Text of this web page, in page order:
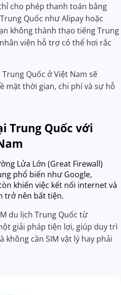
cho phép thanh toán bằng
Quốc như Alipay hoặc
không thành thạo tiếng Trung
viên hỗ trợ có thể hơi rắc
Quốc ở Việt Nam sẽ
mặt thời gian, chi phí và sự hỗ
Trung Quốc với
Lửa Lớn (Great Firewall)
phổ biến như Google,
khiến việc kết nối internet và
trở nên bất tiện.
du lịch Trung Quốc từ
giải pháp tiện lợi, giúp duy trì
cần SIM vật lý hay phải